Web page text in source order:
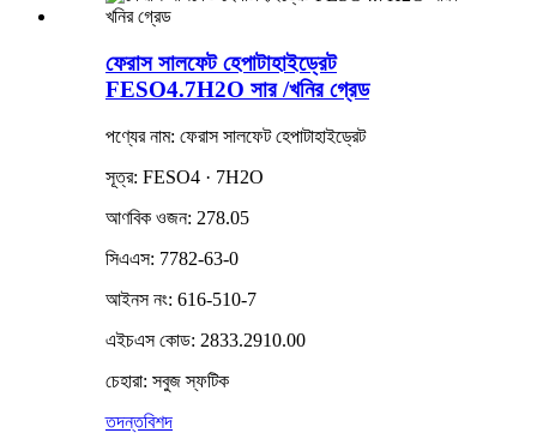
ফেরাস সালফেট হেপাটাহাইড্রেট
FESO4.7H2O সার /খনির গ্রেড
পণ্যের নাম: ফেরাস সালফেট হেপাটাহাইড্রেট
সূত্র: FESO4 · 7H2O
আণবিক ওজন: 278.05
সিএএস: 7782-63-0
আইনস নং: 616-510-7
এইচএস কোড: 2833.2910.00
চেহারা: সবুজ স্ফটিক
তদন্তবিশদ